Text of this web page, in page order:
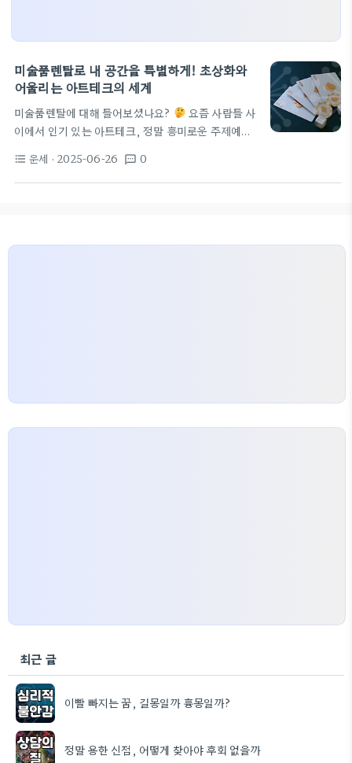
미술품렌탈로 내 공간을 특별하게! 초상화와
어울리는 아트테크의 세계
미술품렌탈에 대해 들어보셨나요?
요즘 사람들 사
이에서 인기 있는 아트테크, 정말 흥미로운 주제예요.
는 것을 넘어서, 공간의 분위기를 바꿀 수 있는 매력적
인 방법이에요. 공간을 빛내는 초상화와 동물사진
format_list_bulleted 운세 · 2025-06-26 textsms 0
최근 글
이빨 빠지는 꿈, 길몽일까 흉몽일까?
정말 용한 신점, 어떻게 찾아야 후회 없을까